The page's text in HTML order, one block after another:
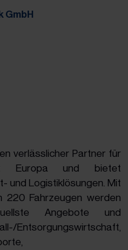
GmbH
verlässlicher Partner für
Europa und bietet
und Logistiklösungen. Mit
220 Fahrzeugen werden
Angebote und
Entsorgungswirtschaft,